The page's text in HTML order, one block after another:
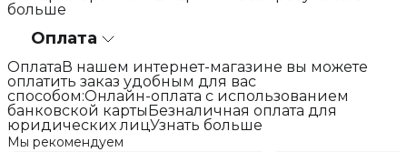
больше
Оплата
ОплатаВ нашем интернет-магазине вы можете
оплатить заказ удобным для вас
способом:Онлайн-оплата с использованием
банковской картыБезналичная оплата для
юридических лицУзнать больше
Мы рекомендуем